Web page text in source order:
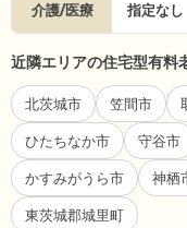
介護/医療 指定なし
近隣エリアの住宅型有料
北茨城市 笠間市
ひたちなか市 守谷市
かすみがうら市 神栖
東茨城郡城里町